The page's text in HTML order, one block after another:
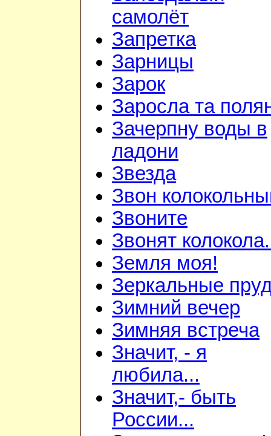
самолёт
Запретка
Зарницы
Зарок
Заросла та
Зачерпну воды в
ладони
Звезда
Звон
Звоните
Звонят
Земля моя!
Зеркальные
Зимний вечер
Зимняя встреча
Значит, - я
любила...
Значит,- быть
России...